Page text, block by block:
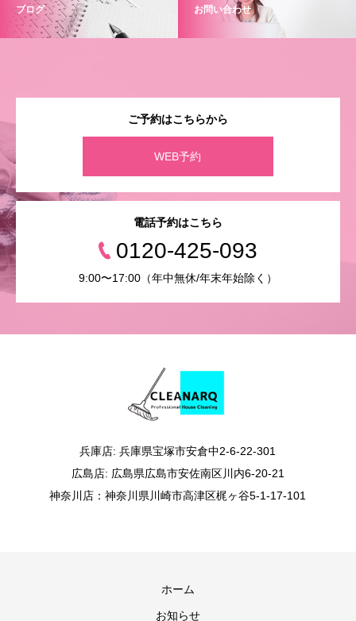
ブログ お問い合わせ
ご予約はこちらから
WEB予約
電話予約はこちら
0120-425-093
9:00〜17:00（年中無休/年末年始除く）
兵庫店: 兵庫県宝塚市安倉中2-6-22-301
広島店: 広島県広島市安佐南区川内6-20-21
神奈川店：神奈川県川崎市高津区梶ヶ谷5-1-17-101
ホーム
お知らせ